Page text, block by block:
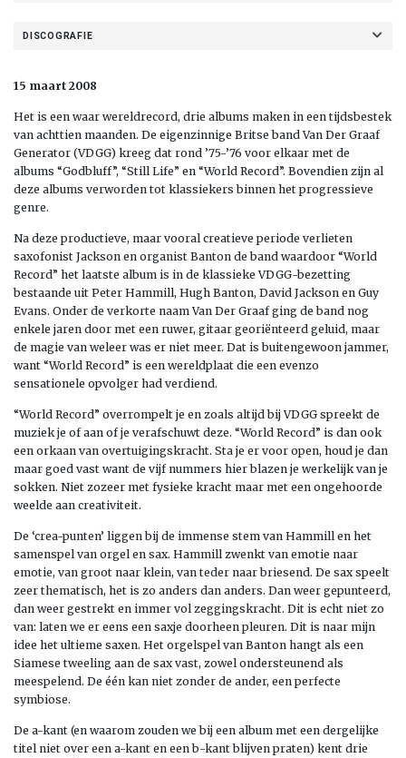
DISCOGRAFIE
15 maart 2008
Het is een waar wereldrecord, drie albums maken in een tijdsbestek
van achttien maanden. De eigenzinnige Britse band Van Der Graaf
Generator (VDGG) kreeg dat rond ’75-’76 voor elkaar met de
albums “Godbluff”, “Still Life” en “World Record”. Bovendien zijn al
deze albums verworden tot klassiekers binnen het progressieve
genre.
Na deze productieve, maar vooral creatieve periode verlieten
saxofonist Jackson en organist Banton de band waardoor “World
Record” het laatste album is in de klassieke VDGG-bezetting
bestaande uit Peter Hammill, Hugh Banton, David Jackson en Guy
Evans. Onder de verkorte naam Van Der Graaf ging de band nog
enkele jaren door met een ruwer, gitaar georiënteerd geluid, maar
de magie van weleer was er niet meer. Dat is buitengewoon jammer,
want “World Record” is een wereldplaat die een evenzo
sensationele opvolger had verdiend.
“World Record” overrompelt je en zoals altijd bij VDGG spreekt de
muziek je of aan of je verafschuwt deze. “World Record” is dan ook
een orkaan van overtuigingskracht. Sta je er voor open, houd je dan
maar goed vast want de vijf nummers hier blazen je werkelijk van je
sokken. Niet zozeer met fysieke kracht maar met een ongehoorde
weelde aan creativiteit.
De ‘crea-punten’ liggen bij de immense stem van Hammill en het
samenspel van orgel en sax. Hammill zwenkt van emotie naar
emotie, van groot naar klein, van teder naar briesend. De sax speelt
zeer thematisch, het is zo anders dan anders. Dan weer gepunteerd,
dan weer gestrekt en immer vol zeggingskracht. Dit is echt niet zo
van: laten we er eens een saxje doorheen pleuren. Dit is naar mijn
idee het ultieme saxen. Het orgelspel van Banton hangt als een
Siamese tweeling aan de sax vast, zowel ondersteunend als
meespelend. De één kan niet zonder de ander, een perfecte
symbiose.
De a-kant (en waarom zouden we bij een album met een dergelijke
titel niet over een a-kant en een b-kant blijven praten) kent drie